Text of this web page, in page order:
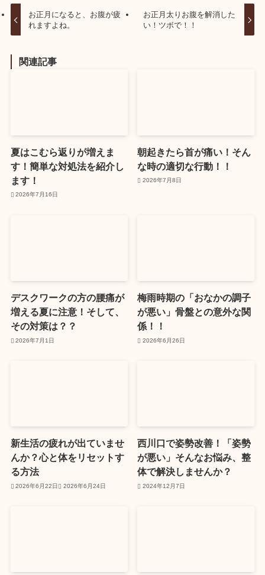
お正月になると、お腹が疲
れますよね。
お正月太りお腹を解消した
い！ツボで！！
関連記事
夏はこむら返りが増えま
す！簡単な対処法を紹介し
ます！
2026年7月16日
朝起きたら首が痛い！そん
な時の適切な行動！！
2026年7月8日
デスクワークの方の腰痛が
増える夏に注意！そして、
その対策は？？
2026年7月1日
梅雨時期の「おなかの調子
が悪い」骨盤との意外な関
係！！
2026年6月26日
新生活の疲れが出ていませ
んか？心と体をリセットす
る方法
2026年6月22日 2026年6月24日
西川口で姿勢改善！「姿勢
が悪い」そんなお悩み、整
体で解決しませんか？
2024年12月7日